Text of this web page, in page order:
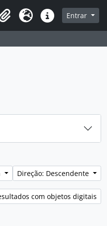
Idioma Ligações rápidas
Entrar
Direção: Descendente
com objetos digitais